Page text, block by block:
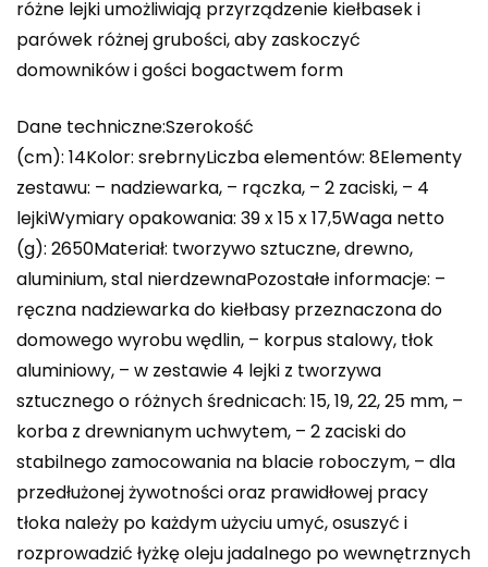
różne lejki umożliwiają przyrządzenie kiełbasek i
parówek różnej grubości, aby zaskoczyć
domowników i gości bogactwem form
Dane techniczne:Szerokość
(cm): 14Kolor: srebrnyLiczba elementów: 8Elementy
zestawu: – nadziewarka, – rączka, – 2 zaciski, – 4
lejkiWymiary opakowania: 39 x 15 x 17,5Waga netto
(g): 2650Materiał: tworzywo sztuczne, drewno,
aluminium, stal nierdzewnaPozostałe informacje: –
ręczna nadziewarka do kiełbasy przeznaczona do
domowego wyrobu wędlin, – korpus stalowy, tłok
aluminiowy, – w zestawie 4 lejki z tworzywa
sztucznego o różnych średnicach: 15, 19, 22, 25 mm, –
korba z drewnianym uchwytem, – 2 zaciski do
stabilnego zamocowania na blacie roboczym, – dla
przedłużonej żywotności oraz prawidłowej pracy
tłoka należy po każdym użyciu umyć, osuszyć i
rozprowadzić łyżkę oleju jadalnego po wewnętrznych